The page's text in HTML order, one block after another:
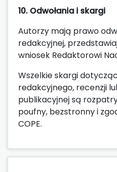
10. Odwołania i skargi
Autorzy mają prawo
redakcyjnej,
wniosek Redaktorowi
Wszelkie skargi
redakcyjnego, recenzji
publikacyjnej są
poufny, bezstronny i
COPE.